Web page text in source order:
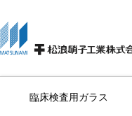
臨床検査用ガラス